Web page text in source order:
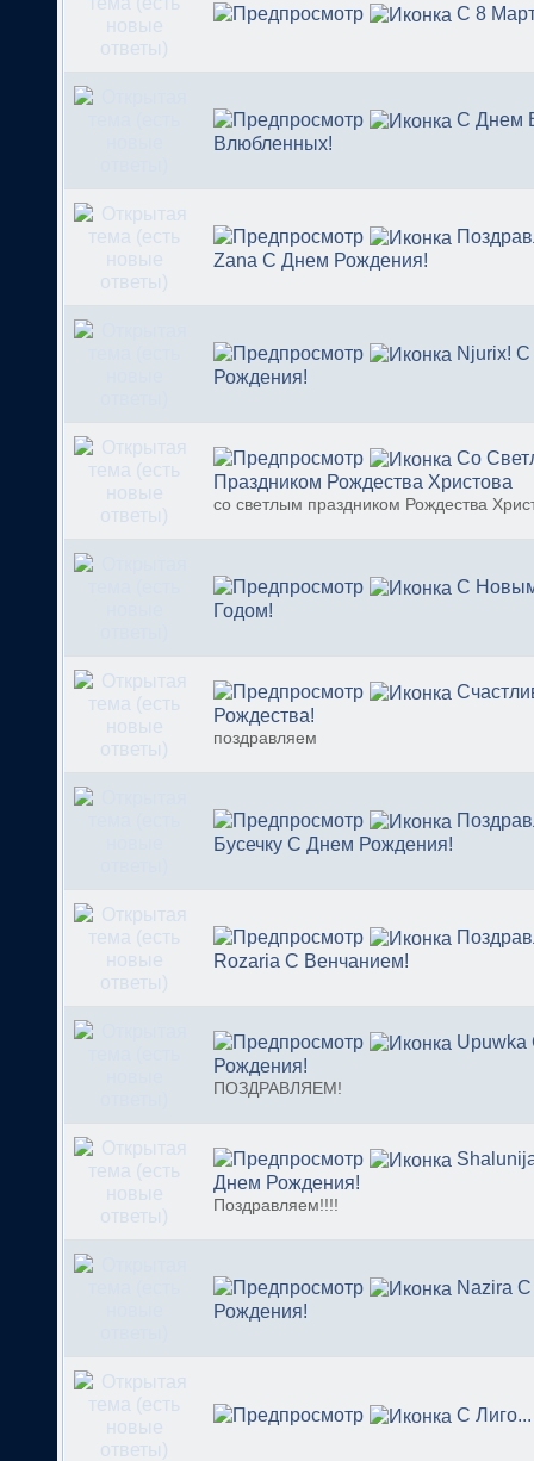
С 8
С Днем
Влюбленных!
Zana С Днем Рождения!
Njurix!
Рождения!
Со
Праздником Рождества Христова
со светлым праздником Рождества
C
Годом!
Рождества!
поздравляем
Бусечку С Днем Рождения!
Rozaria С Венчанием!
Рождения!
ПОЗДРАВЛЯЕМ!
Днем Рождения!
Поздравляем!!!!
Nazira
Рождения!
С Лиго...